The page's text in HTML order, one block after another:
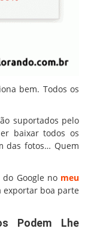
bem. Todos os
suportados pelo
baixar todos os
das fotos… Quem
Google no meu
exportar boa parte
Podem Lhe